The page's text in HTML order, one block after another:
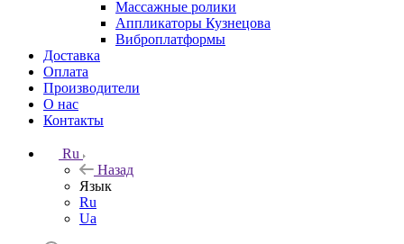
Массажные ролики
Аппликаторы Кузнецова
Виброплатформы
Доставка
Оплата
Производители
О нас
Контакты
Ru
Назад
Язык
Ru
Ua